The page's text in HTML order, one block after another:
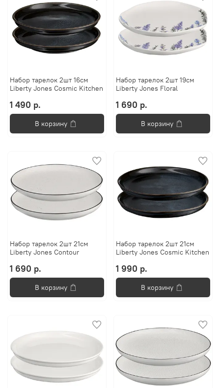
Набор тарелок 2шт 16см
Liberty Jones Cosmic Kitchen
1 490 р.
В корзину
Набор тарелок 2шт 19см
Liberty Jones Floral
1 690 р.
В корзину
Набор тарелок 2шт 21см
Liberty Jones Contour
1 690 р.
В корзину
Набор тарелок 2шт 21см
Liberty Jones Cosmic Kitchen
1 990 р.
В корзину